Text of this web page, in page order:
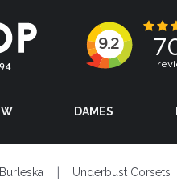
DAMES
Burleska Underbust Corsets